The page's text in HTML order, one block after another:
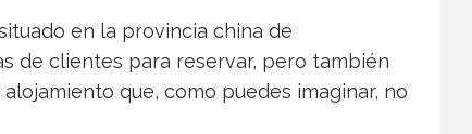
en la provincia china de
de clientes para reservar, pero también
que, como puedes imaginar, no